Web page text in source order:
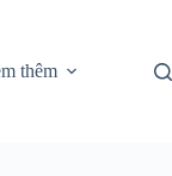
thêm